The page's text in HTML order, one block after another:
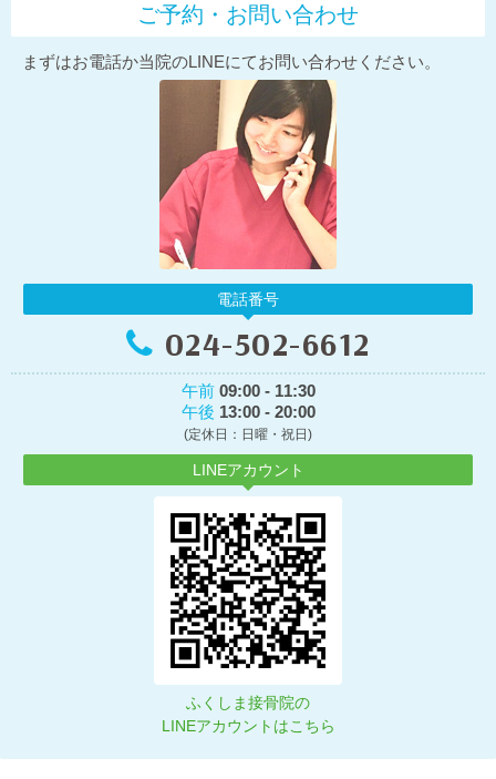
ご予約・お問い合わせ
まずはお電話か当院のLINEにてお問い合わせください。
電話番号
024-502-6612
午前 09:00 - 11:30
午後 13:00 - 20:00
(定休日：日曜・祝日)
LINEアカウント
ふくしま接骨院の
LINEアカウントはこちら